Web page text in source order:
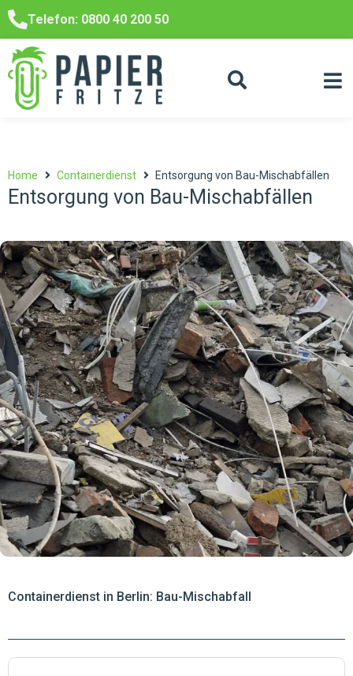
Telefon: 0800 40 200 50
Entsorgung von Bau-Mischabfällen
Home Containerdienst Entsorgung von Bau-Mischabfällen
Containerdienst in Berlin: Bau-Mischabfall